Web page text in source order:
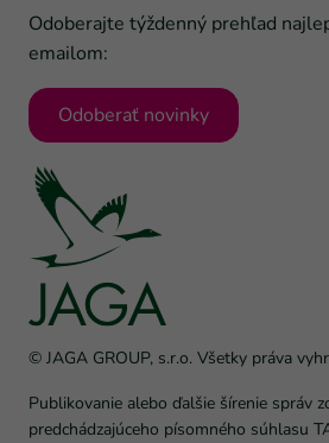
© JAGA GROUP, s.r.o. Všetky práva
Publikovanie alebo ďalšie šírenie správ
predchádzajúceho písomného súhlasu
Odoberajte týždenný prehľad
emailom:
Odoberať novinky